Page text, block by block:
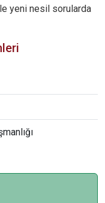
yeni nesil sorularda